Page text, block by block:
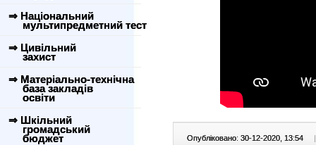
⇒ Національний
мультипредметний тест
⇒ Цивільний
захист
⇒ Матеріально-технічна
база закладів
освіти
⇒ Шкільний
громадський
бюджет
Опубліковано: 30-12-2020, 13:54 |